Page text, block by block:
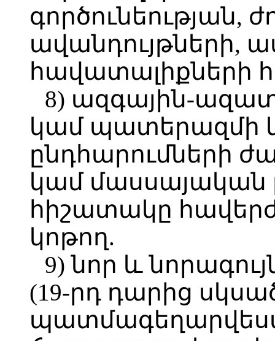
գործունեության,
ավանդույթների,
հավատալիքների
8) ազգային-
կամ պատերազմի
ընդհարումների
կամ մասսայական
հիշատակը
կոթող.
9) նոր և
(19-րդ դարից